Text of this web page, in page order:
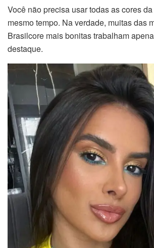
Você não precisa usar todas as cores
mesmo tempo. Na verdade, muitas das
Brasilcore mais bonitas trabalham
destaque.